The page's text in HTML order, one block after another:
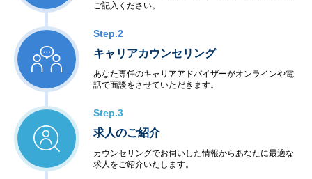
ご記入ください。
Step.2
キャリアカウンセリング
あなた専任のキャリアアドバイザーがオンラインや電
話で面談をさせていただきます。
Step.3
求人のご紹介
カウンセリングでお伺いした情報からあなたに最適な
求人をご紹介いたします。